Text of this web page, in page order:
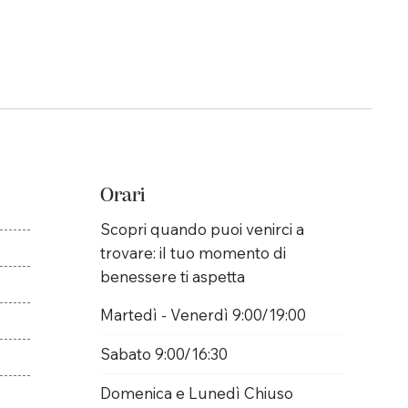
Orari
Scopri quando puoi venirci a
trovare: il tuo momento di
benessere ti aspetta
Martedì - Venerdì 9:00/19:00
Sabato 9:00/16:30
Domenica e Lunedì Chiuso